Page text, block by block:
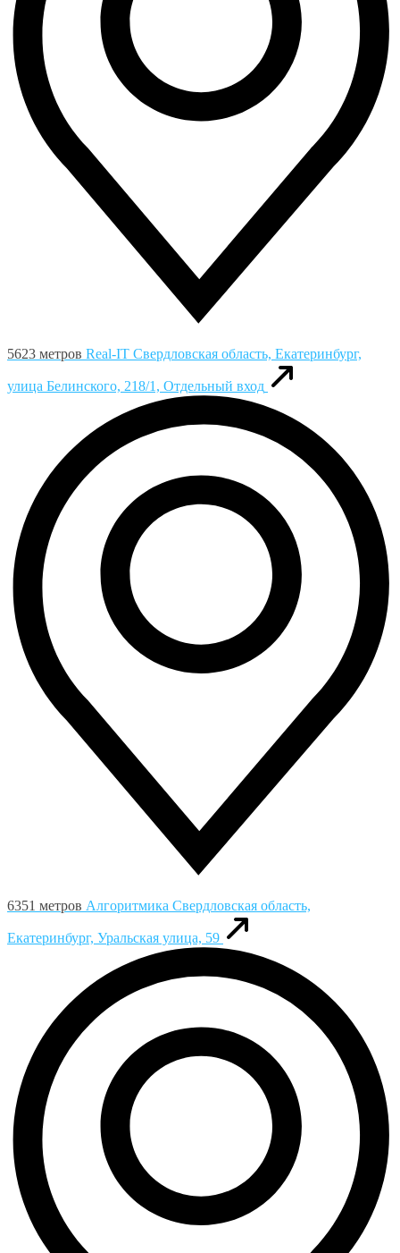
5623 метров Real-IT Свердловская область, Екатеринбург,
улица Белинского, 218/1, Отдельный вход
6351 метров Алгоритмика Свердловская область,
Екатеринбург, Уральская улица, 59